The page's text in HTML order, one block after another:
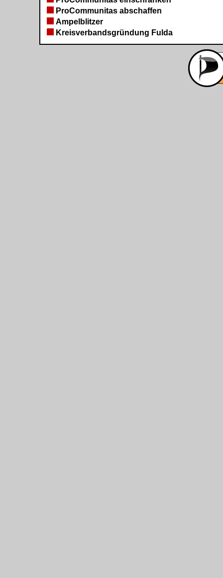
ProCommunitas abschaffen
Ampelblitzer
Kreisverbandsgründung Fulda